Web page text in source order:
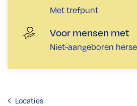
Met trefpunt
Voor mensen met
Niet-aangeboren
Locaties